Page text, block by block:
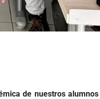
de nuestros